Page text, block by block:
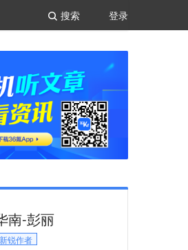
登录
搜索
南-彭丽
新锐作者